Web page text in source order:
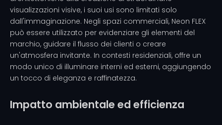
visualizzazioni visive, i suoi usi sono limitati solo
dall'immaginazione. Negli spazi commerciali, Neon FLEX
può essere utilizzato per evidenziare gli elementi del
marchio, guidare il flusso dei clienti o creare
un'atmosfera invitante. In contesti residenziali, offre un
modo unico di illuminare interni ed esterni, aggiungendo
un tocco di eleganza e raffinatezza.
Impatto ambientale ed efficienza